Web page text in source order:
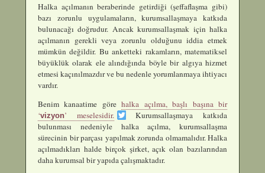
Halka açılmanın beraberinde getirdiği (şeffaflaşma gibi)
bazı zorunlu uygulamaların, kurumsallaşmaya katkıda
bulunacağı doğrudur. Ancak kurumsallaşmak için halka
açılmanın gerekli veya zorunlu olduğunu iddia etmek
mümkün değildir. Bu anketteki rakamların, matematiksel
büyüklük olarak ele alındığında böyle bir algıya hizmet
etmesi kaçınılmazdır ve bu nedenle yorumlanmaya ihtiyacı
vardır.
Benim kanaatime görehalka açılma, başlı başına bir
‘vizyon’ meselesidir.
Kurumsallaşmaya katkıda
bulunması nedeniyle halka açılma, kurumsallaşma
sürecinin bir parçası yapılmak zorunda olmamalıdır. Halka
açılmadıkları halde birçok şirket, açık olan bazılarından
daha kurumsal bir yapıda çalışmaktadır.